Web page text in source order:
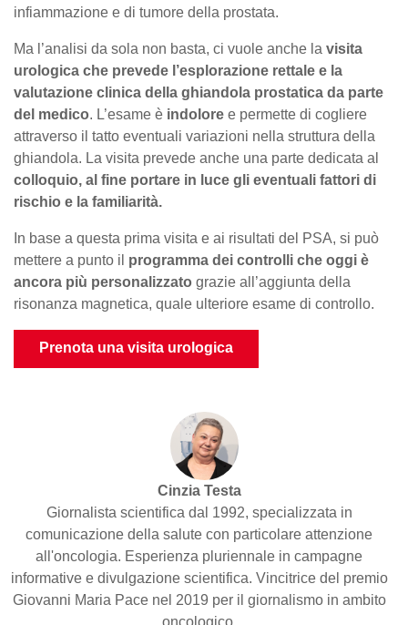
infiammazione e di tumore della prostata.
Ma l’analisi da sola non basta, ci vuole anche la visita
urologica che prevede l’esplorazione rettale e la
valutazione clinica della ghiandola prostatica da parte
del medico. L’esame è indolore e permette di cogliere
attraverso il tatto eventuali variazioni nella struttura della
ghiandola. La visita prevede anche una parte dedicata al
colloquio, al fine portare in luce gli eventuali fattori di
rischio e la familiarità.
In base a questa prima visita e ai risultati del PSA, si può
mettere a punto il programma dei controlli che oggi è
ancora più personalizzato grazie all’aggiunta della
risonanza magnetica, quale ulteriore esame di controllo.
Prenota una visita urologica
Cinzia Testa
Giornalista scientifica dal 1992, specializzata in
comunicazione della salute con particolare attenzione
all'oncologia. Esperienza pluriennale in campagne
informative e divulgazione scientifica. Vincitrice del premio
Giovanni Maria Pace nel 2019 per il giornalismo in ambito
oncologico.